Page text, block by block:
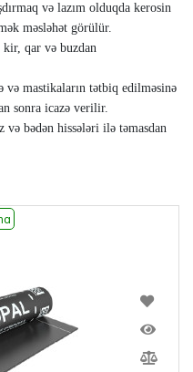
və lazım olduqda kerosin
məsləhət görülür.
qar və buzdan
və mastikaların tətbiq edilməsinə
sonra icazə verilir.
bədən hissələri ilə təmasdan